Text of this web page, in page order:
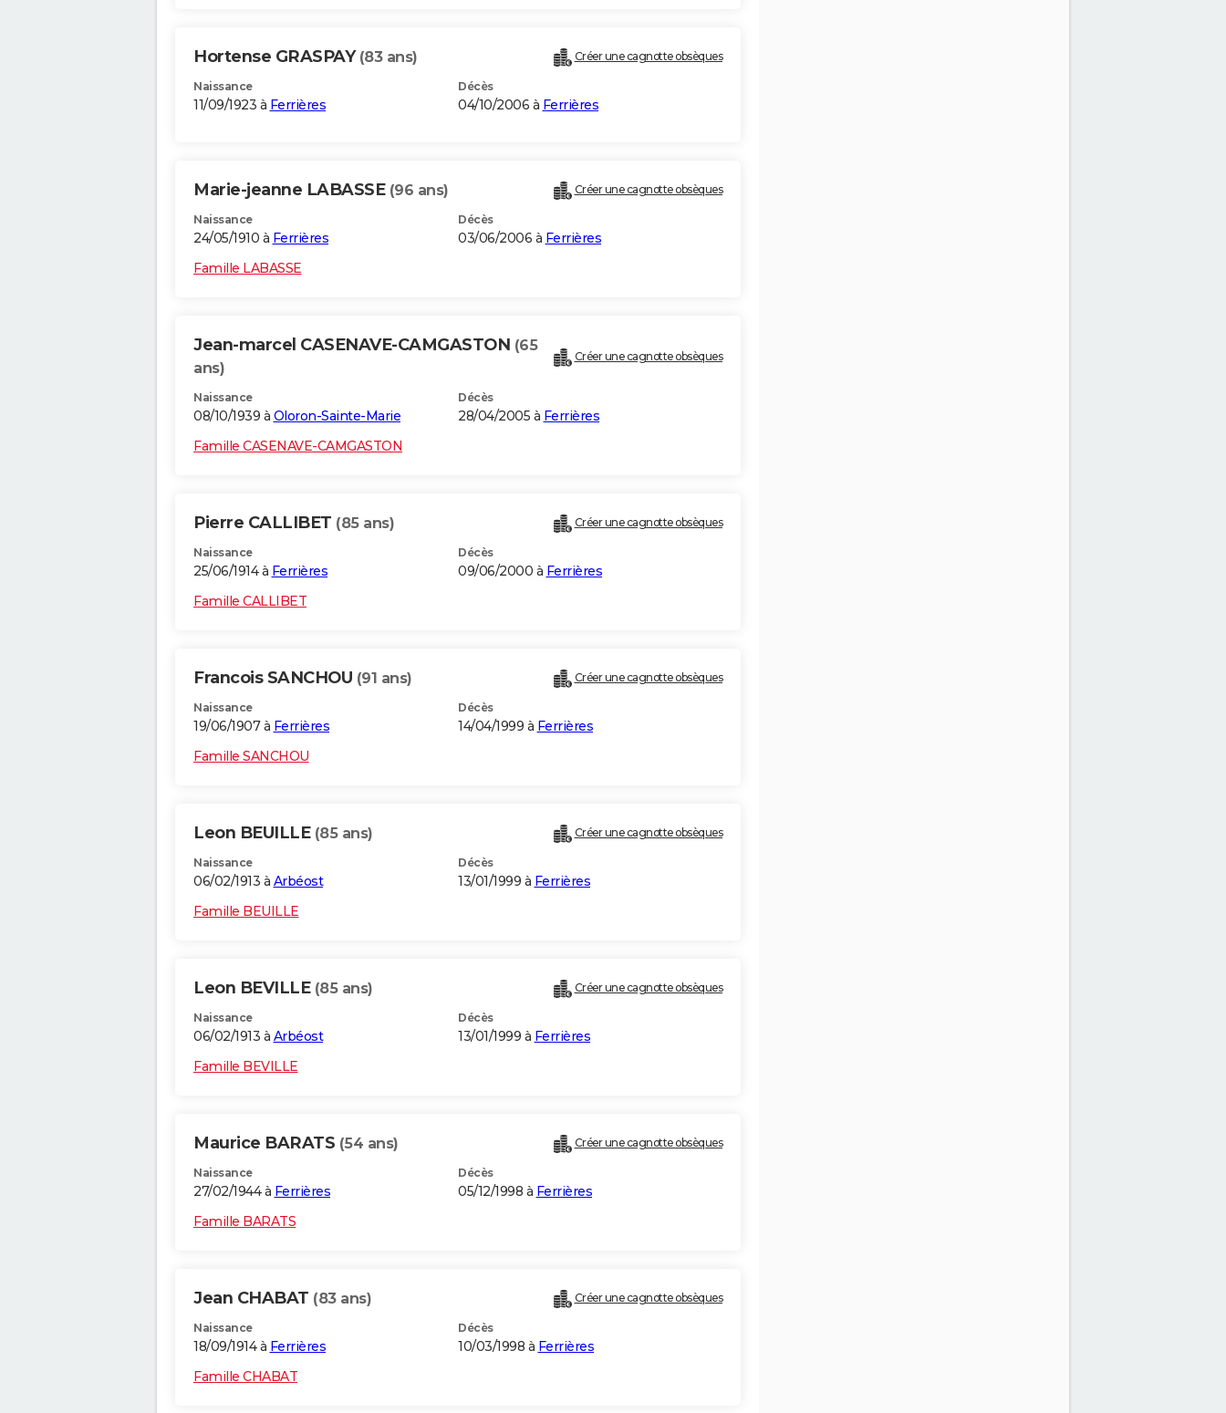
Hortense GRASPAY (83 ans) Créer une cagnotte obsèques
Naissance
11/09/1923 à Ferrières
Décès
04/10/2006 à Ferrières
Marie-jeanne LABASSE (96 ans) Créer une cagnotte obsèques
Naissance
24/05/1910 à Ferrières
Décès
03/06/2006 à Ferrières
Famille LABASSE
Jean-marcel CASENAVE-CAMGASTON (65
ans)
Créer une cagnotte obsèques
Naissance
08/10/1939 à Oloron-Sainte-Marie
Décès
28/04/2005 à Ferrières
Famille CASENAVE-CAMGASTON
Pierre CALLIBET (85 ans) Créer une cagnotte obsèques
Naissance
25/06/1914 à Ferrières
Décès
09/06/2000 à Ferrières
Famille CALLIBET
Francois SANCHOU (91 ans) Créer une cagnotte obsèques
Naissance
19/06/1907 à Ferrières
Décès
14/04/1999 à Ferrières
Famille SANCHOU
Leon BEUILLE (85 ans) Créer une cagnotte obsèques
Naissance
06/02/1913 à Arbéost
Décès
13/01/1999 à Ferrières
Famille BEUILLE
Leon BEVILLE (85 ans) Créer une cagnotte obsèques
Naissance
06/02/1913 à Arbéost
Décès
13/01/1999 à Ferrières
Famille BEVILLE
Maurice BARATS (54 ans) Créer une cagnotte obsèques
Naissance
27/02/1944 à Ferrières
Décès
05/12/1998 à Ferrières
Famille BARATS
Jean CHABAT (83 ans) Créer une cagnotte obsèques
Naissance
18/09/1914 à Ferrières
Décès
10/03/1998 à Ferrières
Famille CHABAT